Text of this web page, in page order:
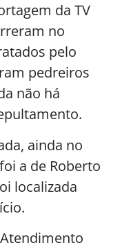
da TV
no
pelo
pedreiros
não há
ainda no
a de Roberto
localizada